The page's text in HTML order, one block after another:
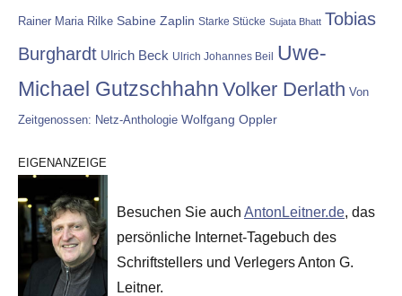
Rainer Maria Rilke Sabine Zaplin Starke Stücke Sujata Bhatt Tobias
Burghardt Ulrich Beck Ulrich Johannes Beil Uwe-
Michael Gutzschhahn Volker Derlath Von
Zeitgenossen: Netz-Anthologie Wolfgang Oppler
EIGENANZEIGE
Besuchen Sie auch AntonLeitner.de, das
persönliche Internet-Tagebuch des
Schriftstellers und Verlegers Anton G.
Leitner.